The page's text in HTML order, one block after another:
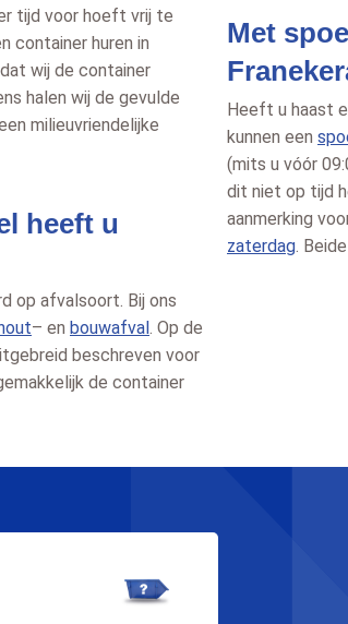
tijd voor hoeft vrij te
container huren in
wij de container
halen wij de gevulde
milieuvriendelijke
heeft u
op afvalsoort. Bij ons
– en bouwafval. Op de
beschreven voor
de container
Met
Heeft u haast
kunnen een
(mits u vóór
dit niet op tijd
aanmerking
zaterdag.